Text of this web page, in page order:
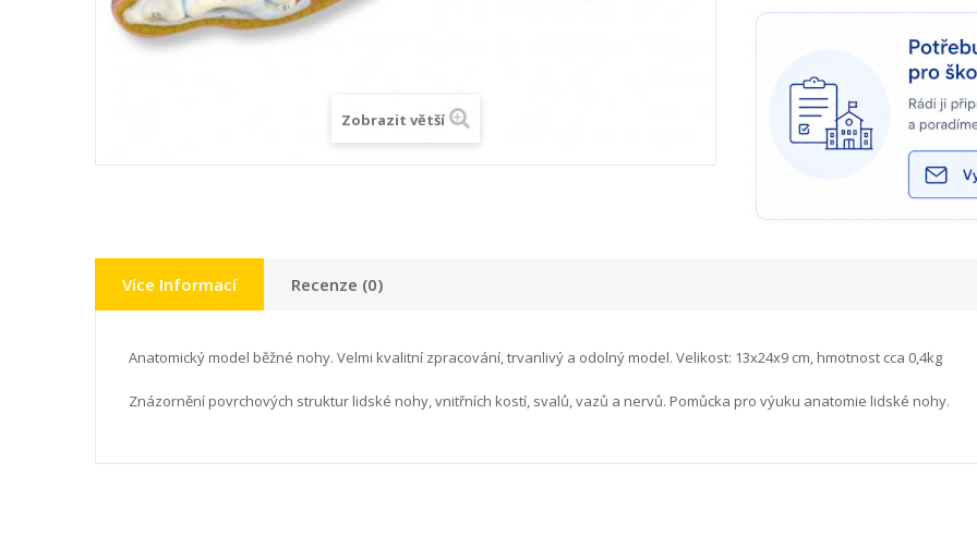
Zobrazit větší
Více Informací Recenze (0)
Anatomický model běžné nohy. Velmi kvalitní zpracování, trvanlivý a odolný model. Velikost: 13x24x9 cm, hmotnost cca 0,4kg
Znázornění povrchových struktur lidské nohy, vnitřních kostí, svalů, vazů a nervů. Pomůcka pro výuku anatomie lidské nohy.